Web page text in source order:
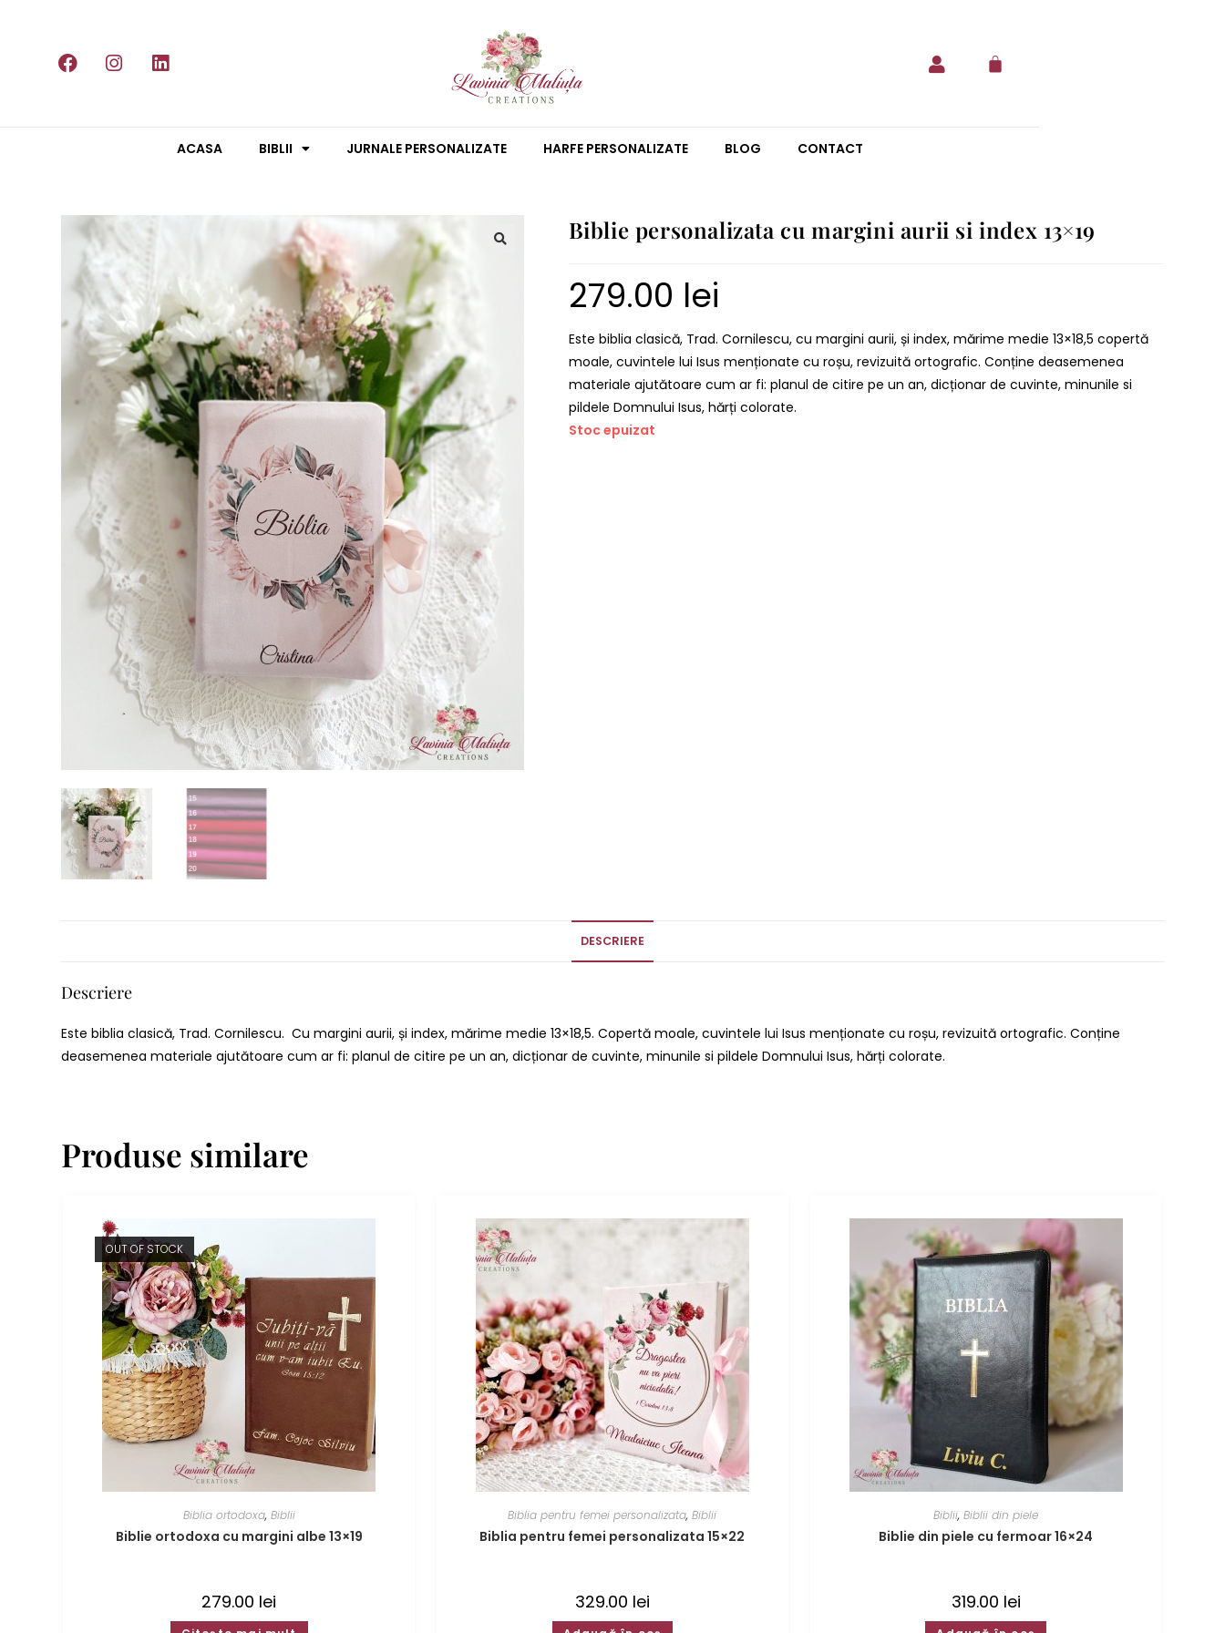
ACASA BIBLII JURNALE PERSONALIZATE HARFE PERSONALIZATE BLOG CONTACT
Biblie personalizata cu margini aurii si index 13×19
279.00 lei
Este biblia clasică, Trad. Cornilescu, cu margini aurii, și index, mărime medie 13×18,5 copertă
moale, cuvintele lui Isus menționate cu roșu, revizuită ortografic. Conține deasemenea
materiale ajutătoare cum ar fi: planul de citire pe un an, dicționar de cuvinte, minunile si
pildele Domnului Isus, hărți colorate.
Stoc epuizat
DESCRIERE
Descriere
Este biblia clasică, Trad. Cornilescu. Cu margini aurii, și index, mărime medie 13×18,5. Copertă moale, cuvintele lui Isus menționate cu roșu, revizuită ortografic. Conține
deasemenea materiale ajutătoare cum ar fi: planul de citire pe un an, dicționar de cuvinte, minunile si pildele Domnului Isus, hărți colorate.
Produse similare
OUT OF STOCK
Biblia ortodoxa, Biblii
Biblie ortodoxa cu margini albe 13×19
279.00 lei
Biblia pentru femei personalizata,Biblii
Biblia pentru femei personalizata 15×22
329.00 lei
Biblii,Biblii din piele
Biblie din piele cu fermoar 16×24
319.00 lei